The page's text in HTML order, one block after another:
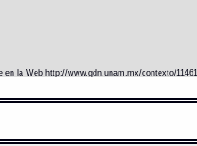
la Web http://www.gdn.unam.mx/contexto/11461